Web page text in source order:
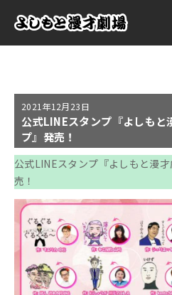
2021年12月23日
公式LINEスタンプ『よしもと
プ』発売！
公式LINEスタンプ『よしもと漫
売！